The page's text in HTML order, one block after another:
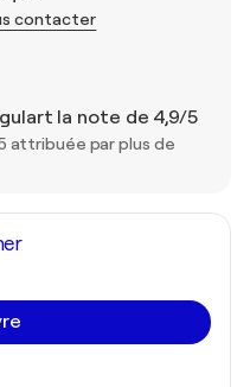
contacter
la note de 4,9/5
attribuée par plus de